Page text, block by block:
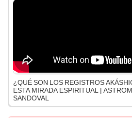
¿QUÉ SON LOS REGISTROS
ESTA MIRADA ESPIRITUAL |
SANDOVAL